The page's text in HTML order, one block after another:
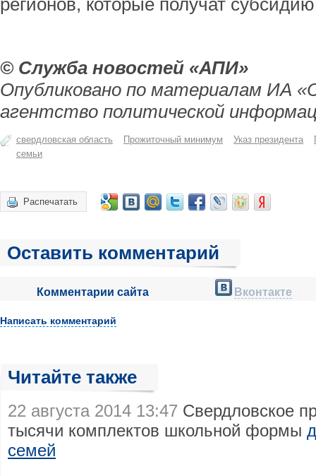
регионов, которые получат
© Служба новостей «АПИ»
Опубликовано по материалам ИА
агентство политической
свердловская область Прожиточный минимум Указ президента
семьи
Распечатать
Оставить комментарий
Комментарии сайта Вконтакте
Написать комментарий
Читайте также
22 августа 2014 13:47 Свердловское
тысячи комплектов школьной формы
семей